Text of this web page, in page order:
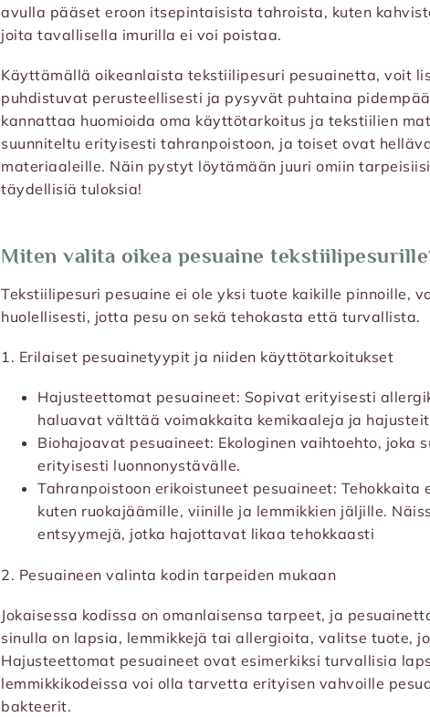
avulla pääset eroon itsepintaisista tahroista, kuten
joita tavallisella imurilla ei voi poistaa.
Käyttämällä oikeanlaista tekstiilipesuri pesuainetta, voit
puhdistuvat perusteellisesti ja pysyvät puhtaina
kannattaa huomioida oma käyttötarkoitus ja tekstiilien
suunniteltu erityisesti tahranpoistoon, ja toiset ovat
materiaaleille. Näin pystyt löytämään juuri omiin
täydellisiä tuloksia!
Miten valita oikea pesuaine
Tekstiilipesuri pesuaine ei ole yksi tuote kaikille pinnoille,
huolellisesti, jotta pesu on sekä tehokasta että turvallista.
1. Erilaiset pesuainetyypit ja niiden käyttötarkoitukset
Hajusteettomat pesuaineet: Sopivat erityisesti
haluavat välttää voimakkaita kemikaaleja ja
Biohajoavat pesuaineet: Ekologinen vaihtoehto, joka
erityisesti luonnonystävälle.
Tahranpoistoon erikoistuneet pesuaineet:
kuten ruokajäämille, viinille ja lemmikkien jäljille.
entsyymejä, jotka hajottavat likaa tehokkaasti
2. Pesuaineen valinta kodin tarpeiden mukaan
Jokaisessa kodissa on omanlaisensa tarpeet, ja
sinulla on lapsia, lemmikkejä tai allergioita, valitse tuote,
Hajusteettomat pesuaineet ovat esimerkiksi turvallisia
lemmikkikodeissa voi olla tarvetta erityisen vahvoille
bakteerit.